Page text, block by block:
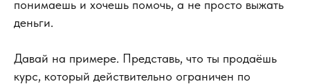
понимаешь и хочешь помочь, а не просто выжать
деньги.
Давай на примере. Представь, что ты продаёшь
курс, который действительно ограничен по